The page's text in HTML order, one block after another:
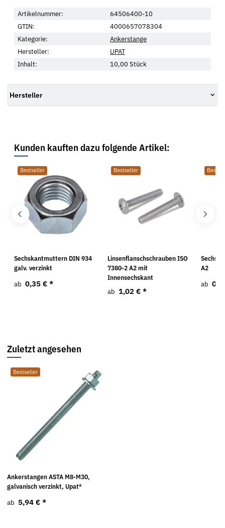
Artikelnummer:
64506400-10
GTIN:
4000657078304
Kategorie:
Ankerstange
Hersteller:
UPAT
Inhalt:
10,00 Stück
Hersteller
Kunden kauften dazu folgende Artikel:
Bestseller
Sechskantmuttern DIN 934
galv. verzinkt
ab 0,35 € *
Bestseller
Linsenflanschschrauben ISO
7380-2 A2 mit
Innensechskant
ab 1,02 € *
A2
ab
Zuletzt angesehen
Bestseller
Ankerstangen ASTA M8-M30,
galvanisch verzinkt, Upat®
ab 5,94 € *